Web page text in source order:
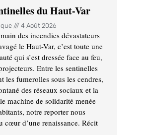
du Haut-Var
4 Août 2026
des incendies dévastateurs
le Haut-Var, c’est toute une
qui s’est dressée face au feu,
Entre les sentinelles
les fumerolles sous les cendres,
des réseaux sociaux et la
machine de solidarité menée
notre reporter nous
cœur d’une renaissance. Récit